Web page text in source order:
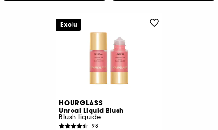
HOURGLASS
Unreal Liquid Blush
Blush liquide
98
Exclu